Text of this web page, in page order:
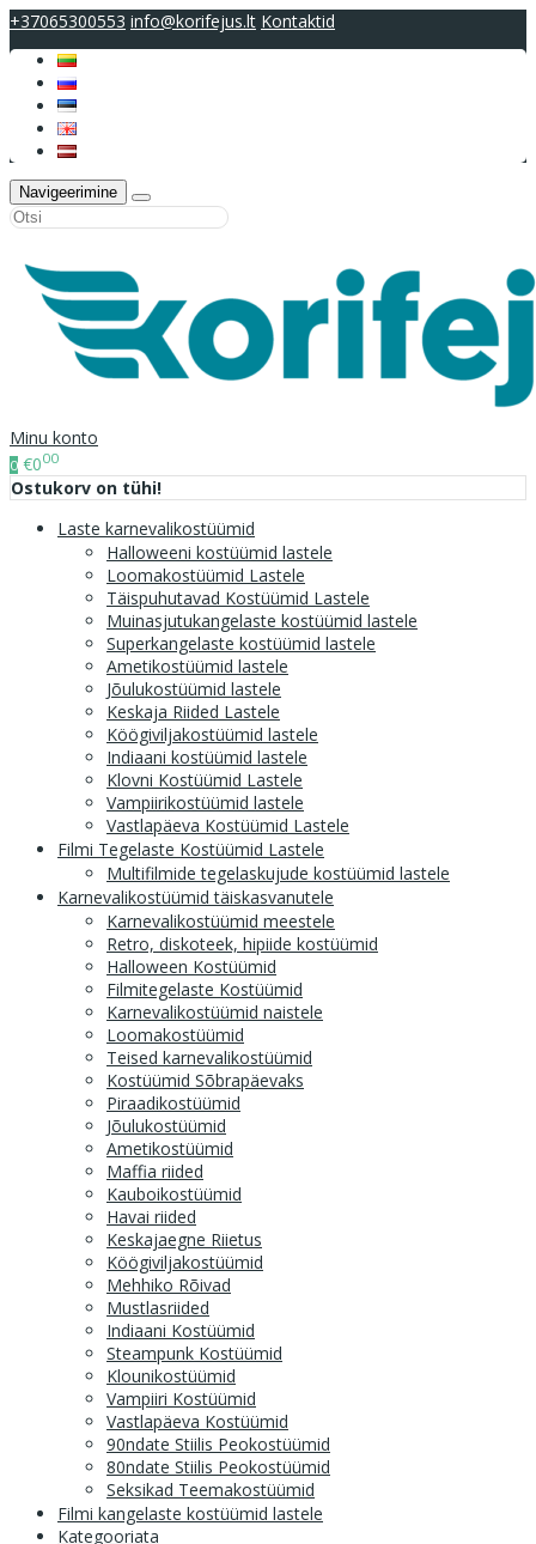
+37065300553 info@korifejus.lt Kontaktid
Navigeerimine
Minu konto
0 €000
Ostukorv on tühi!
Laste karnevalikostüümid
Halloweeni kostüümid lastele
Loomakostüümid Lastele
Täispuhutavad Kostüümid Lastele
Muinasjutukangelaste kostüümid lastele
Superkangelaste kostüümid lastele
Ametikostüümid lastele
Jõulukostüümid lastele
Keskaja Riided Lastele
Köögiviljakostüümid lastele
Indiaani kostüümid lastele
Klovni Kostüümid Lastele
Vampiirikostüümid lastele
Vastlapäeva Kostüümid Lastele
Filmi Tegelaste Kostüümid Lastele
Multifilmide tegelaskujude kostüümid lastele
Karnevalikostüümid täiskasvanutele
Karnevalikostüümid meestele
Retro, diskoteek, hipiide kostüümid
Halloween Kostüümid
Filmitegelaste Kostüümid
Karnevalikostüümid naistele
Loomakostüümid
Teised karnevalikostüümid
Kostüümid Sõbrapäevaks
Piraadikostüümid
Jõulukostüümid
Ametikostüümid
Maffia riided
Kauboikostüümid
Havai riided
Keskajaegne Riietus
Köögiviljakostüümid
Mehhiko Rõivad
Mustlasriided
Indiaani Kostüümid
Steampunk Kostüümid
Klounikostüümid
Vampiiri Kostüümid
Vastlapäeva Kostüümid
90ndate Stiilis Peokostüümid
80ndate Stiilis Peokostüümid
Seksikad Teemakostüümid
Filmi kangelaste kostüümid lastele
Kategooriata